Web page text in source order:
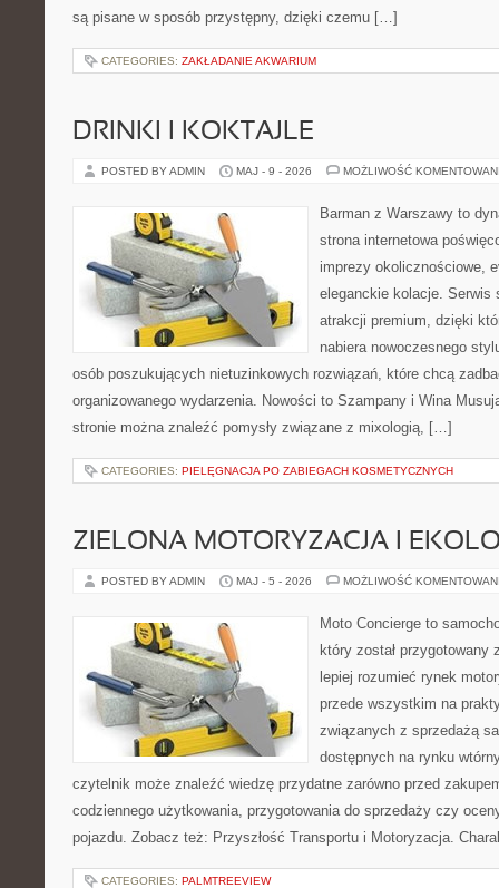
są pisane w sposób przystępny, dzięki czemu […]
CATEGORIES: ZAKŁADANIE AKWARIUM
DRINKI I KOKTAJLE
POSTED BY ADMIN MAJ - 9 - 2026 MOŻLIWOŚĆ
Barman z Warszawy to
strona internetowa
imprezy okolicznościowe,
eleganckie kolacje. Serwis
atrakcji premium, dzięki
nabiera nowoczesnego
osób poszukujących nietuzinkowych rozwiązań, które chcą
organizowanego wydarzenia. Nowości to Szampany i Wina
stronie można znaleźć pomysły związane z mixologią, […]
CATEGORIES: PIELĘGNACJA PO ZABIEGACH KOSMETYCZNYCH
ZIELONA MOTORYZACJA I
POSTED BY ADMIN MAJ - 5 - 2026 MOŻLIWOŚĆ
Moto Concierge to
który został
lepiej rozumieć rynek
przede wszystkim na
związanych z sprzedażą
dostępnych na rynku
czytelnik może znaleźć wiedzę przydatne zarówno przed
codziennego użytkowania, przygotowania do sprzedaży czy
pojazdu. Zobacz też: Przyszłość Transportu i Motoryzacja.
CATEGORIES: PALMTREEVIEW